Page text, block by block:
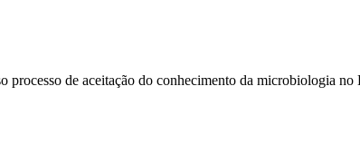
processo de aceitação do conhecimento da microbiologia no